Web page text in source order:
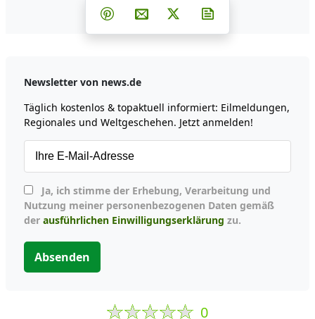
Teilen auf Facebook
Teilen auf Whatsapp
Teilen auf Telegram
Teilen auf Pinterest
Per E-Mail teilen
Post auf X
Newsletter von news.de
Täglich kostenlos & topaktuell informiert: Eilmeldungen,
Regionales und Weltgeschehen. Jetzt anmelden!
Nutzung meiner personenbezogenen Daten gemäß
der ausführlichen Einwilligungserklärung zu.
Absenden
0